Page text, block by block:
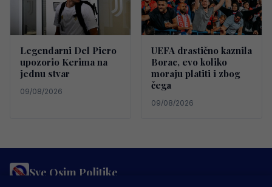
Legendarni Del Piero
upozorio Kerima na
jednu stvar
09/08/2026
UEFA drastično kaznila
Borac, evo koliko
moraju platiti i zbog
čega
09/08/2026
Sve Osim Politike